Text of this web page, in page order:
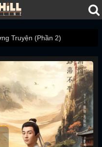
Truyện (Phần 2)